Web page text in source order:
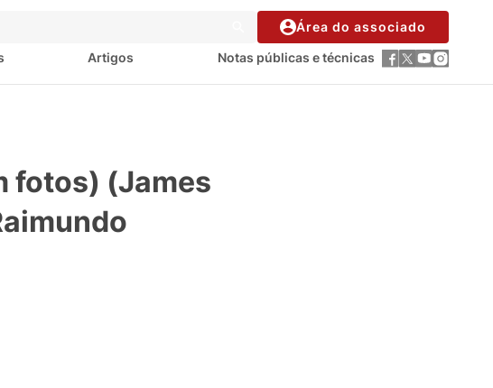
Área do associado
Artigos Notas públicas e técnicas
fotos) (James